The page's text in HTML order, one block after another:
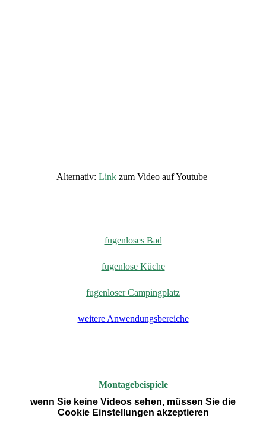
Alternativ: Link zum Video auf Youtube
fugenloses Bad
fugenlose Küche
fugenloser Campingplatz
weitere Anwendungsbereiche
Montagebeispiele
wenn Sie keine Videos sehen, müssen Sie die
Cookie Einstellungen akzeptieren